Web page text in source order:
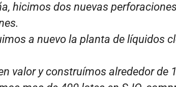
hicimos dos nuevas
a nuevo la planta de líquidos
valor y construímos alrededor de